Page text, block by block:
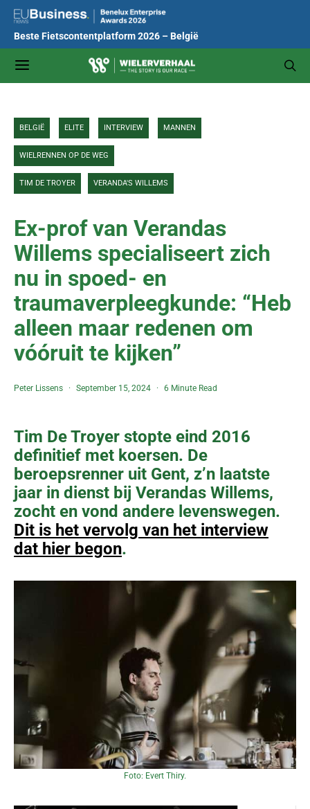
Beste Fietscontentplatform 2026 – België
BELGIË ELITE INTERVIEW MANNEN
WIELRENNEN OP DE WEG
TIM DE TROYER VERANDA'S WILLEMS
Ex-prof van Verandas
Willems specialiseert zich
nu in spoed- en
traumaverpleegkunde: “Heb
alleen maar redenen om
vóóruit te kijken”
Peter Lissens September 15, 2024 6 Minute Read
Tim De Troyer stopte eind 2016
definitief met koersen. De
beroepsrenner uit Gent, z’n laatste
jaar in dienst bij Verandas Willems,
zocht en vond andere levenswegen.
Dit is het vervolg van het interview
dat hier begon.
Foto: Evert Thiry.